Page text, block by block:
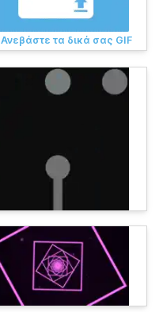
Ανεβάστε τα δικά σας GIF